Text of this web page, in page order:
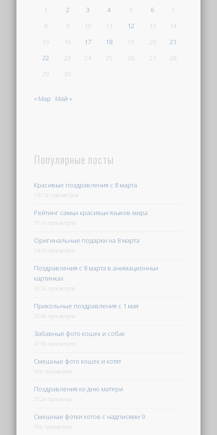
1 2 3 4 5 6
7
8
9 10 11 12 13
14
15
16 17 18 19 20
21
22
23 24 25 26 27
28
29
30
« Мар Май »
Популярные посты
Красивые поздравления с 8 марта
150.5k просмотров
Рейтинг самых красивых языков мира
79.7k просмотров
Оригинальные подарки на 8 марта
74.7k просмотров
Поздравления с 8 марта в анимационных
картинках
63.2k просмотров
Прикольные поздравления с 1 мая
52.4k просмотров
Забавные фото кошек и собак
47.9k просмотров
Смешные фото кошек и котят
43k просмотров
Поздравления ко дню матери
35.2k просмотра
Смешные фотки котов с надписями 9
35k просмотров